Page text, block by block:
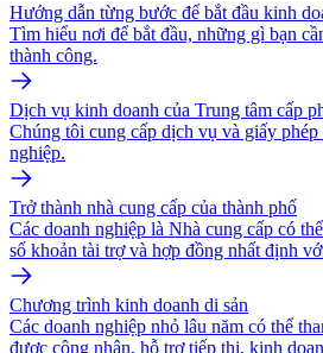
Hướng dẫn từng bước để bắt đầu kinh
Tìm hiểu nơi để bắt đầu, những gì bạn
thành công.
Dịch vụ kinh doanh của Trung tâm cấp
Chúng tôi cung cấp dịch vụ và giấy phép
nghiệp.
Trở thành nhà cung cấp của thành phố
Các doanh nghiệp là Nhà cung cấp có
số khoản tài trợ và hợp đồng nhất định
Chương trình kinh doanh di sản
Các doanh nghiệp nhỏ lâu năm có thể
được công nhận, hỗ trợ tiếp thị, kinh